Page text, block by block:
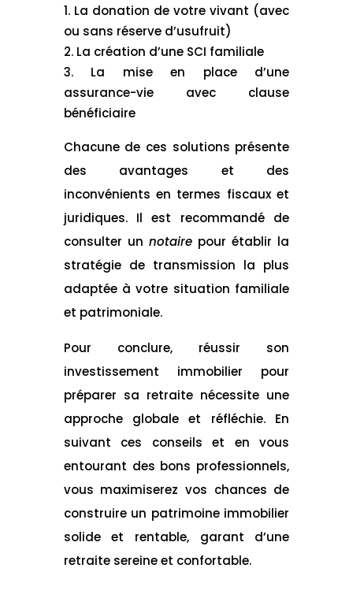
La donation de votre vivant (avec
ou sans réserve d’usufruit)
La création d’une SCI familiale
La mise en place d’une
assurance-vie avec clause
bénéficiaire
Chacune de ces solutions présente
des avantages et des
inconvénients en termes fiscaux et
juridiques. Il est recommandé de
consulter un notairepour établir la
stratégie de transmission la plus
adaptée à votre situation familiale
et patrimoniale.
Pour conclure, réussir son
investissement immobilier pour
préparer sa retraite nécessite une
approche globale et réfléchie. En
suivant ces conseils et en vous
entourant des bons professionnels,
vous maximiserez vos chances de
construire un patrimoine immobilier
solide et rentable, garant d’une
retraite sereine et confortable.